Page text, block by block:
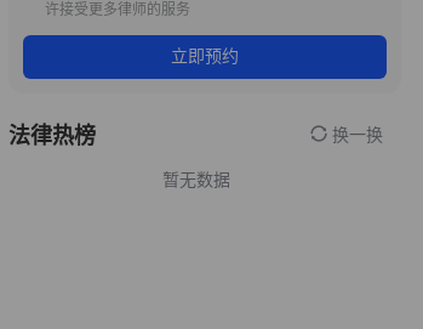
许接受更多律师的服务
立即预约
法律热榜 换一换
暂无数据